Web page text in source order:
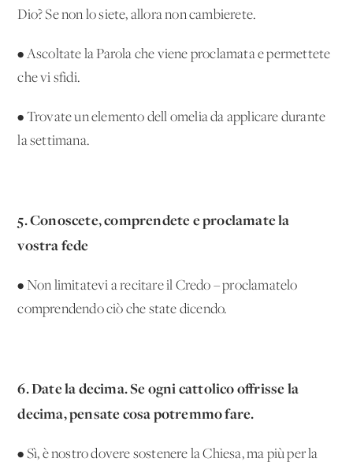
Dio? Se non lo siete, allora non cambierete.
• Ascoltate la Parola che viene proclamata e permettete
che vi sfidi.
• Trovate un elemento dell'omelia da applicare durante
la settimana.
5. Conoscete, comprendete e proclamate la
vostra fede
• Non limitatevi a recitare il Credo – proclamatelo
comprendendo ciò che state dicendo.
6. Date la decima. Se ogni cattolico offrisse la
decima, pensate cosa potremmo fare.
• Sì, è nostro dovere sostenere la Chiesa, ma più per la